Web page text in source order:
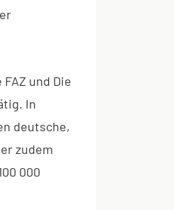
und Die
In
deutsche,
zudem
000